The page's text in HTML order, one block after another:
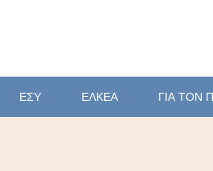
ΕΣΥ ΕΛΚΕΑ ΓΙΑ ΤΟΝ